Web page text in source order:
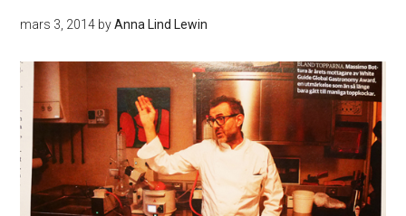
mars 3, 2014 byAnna Lind Lewin